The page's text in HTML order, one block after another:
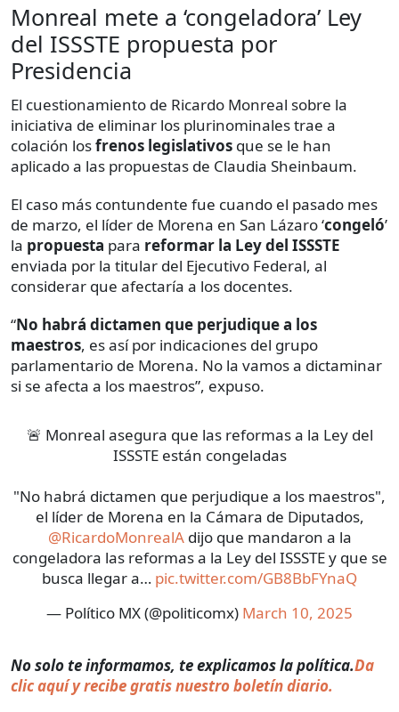
Monreal mete a ‘congeladora’ Ley
del ISSSTE propuesta por
Presidencia
El cuestionamiento de Ricardo Monreal sobre la
iniciativa de eliminar los plurinominales trae a
colación losfrenos legislativos que se le han
aplicado a las propuestas de Claudia Sheinbaum.
El caso más contundente fue cuando el pasado mes
de marzo, el líder de Morena en San Lázaro ‘congeló’
la propuesta para reformar la Ley del ISSSTE
enviada por la titular del Ejecutivo Federal, al
considerar que afectaría a los docentes.
“No habrá dictamen que perjudique a los
maestros, es así por indicaciones del grupo
parlamentario de Morena. No la vamos a dictaminar
si se afecta a los maestros”, expuso.
🚨 Monreal asegura que las reformas a la Ley del
ISSSTE están congeladas
"No habrá dictamen que perjudique a los maestros",
el líder de Morena en la Cámara de Diputados,
@RicardoMonrealAdijo que mandaron a la
congeladora las reformas a la Ley del ISSSTE y que se
busca llegar a… pic.twitter.com/GB8BbFYnaQ
— Político MX (@politicomx) March 10, 2025
No solo te informamos, te explicamos la política.Da
clic aquí y recibe gratis nuestro boletín diario.